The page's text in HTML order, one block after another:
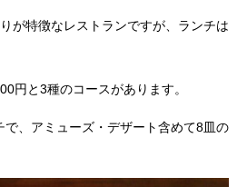
が特徴なレストランですが、ランチは
円と3種のコースがあります。
、アミューズ・デザート含めて8皿の